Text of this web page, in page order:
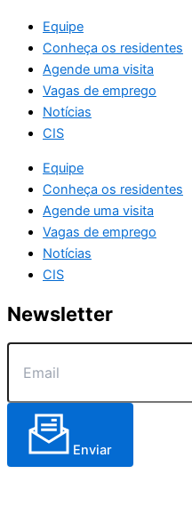
Equipe
Conheça os residentes
Agende uma visita
Vagas de emprego
Notícias
CIS
Equipe
Conheça os residentes
Agende uma visita
Vagas de emprego
Notícias
CIS
Newsletter
Enviar